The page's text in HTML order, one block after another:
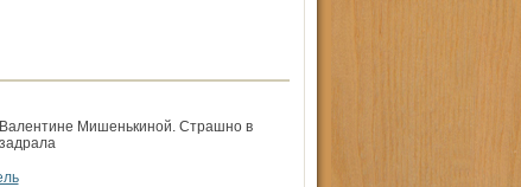
Мишенькиной. Страшно в